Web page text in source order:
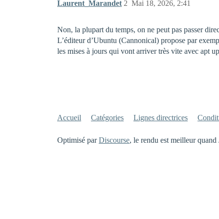
Laurent_Marandet Mai 18, 2026, 2:41
2
Non, la plupart du temps, on ne peut pas passer
L’éditeur d’Ubuntu (Cannonical) propose par
les mises à jours qui vont arriver très vite avec apt
Accueil Catégories Lignes directrices
Optimisé parDiscourse, le rendu est meilleur quand